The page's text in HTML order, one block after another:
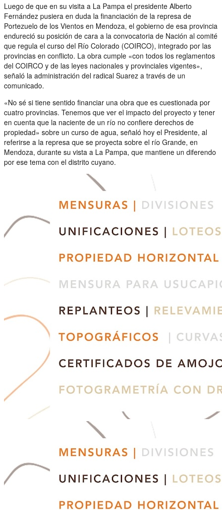
Luego de que en su visita a La Pampa el presidente Alberto
Fernández pusiera en duda la financiación de la represa de
Portezuelo de los Vientos en Mendoza, el gobierno de esa provincia
endureció su posición de cara a la convocatoria de Nación al comité
que regula el curso del Río Colorado (COIRCO), integrado por las
provincias en conflicto. La obra cumple «con todos los reglamentos
del COIRCO y de las leyes nacionales y provinciales vigentes»,
señaló la administración del radical Suarez a través de un
comunicado.
«No sé si tiene sentido financiar una obra que es cuestionada por
cuatro provincias. Tenemos que ver el impacto del proyecto y tener
en cuenta que la naciente de un río no confiere derechos de
propiedad» sobre un curso de agua, señaló hoy el Presidente, al
referirse a la represa que se proyecta sobre el río Grande, en
Mendoza, durante su vista a La Pampa, que mantiene un diferendo
por ese tema con el distrito cuyano.